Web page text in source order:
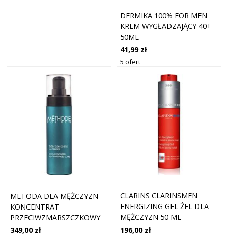
DERMIKA 100% FOR MEN
KREM WYGŁADZAJĄCY 40+
50ML
41,99 zł
5 ofert
METODA DLA MĘŻCZYZN
KONCENTRAT
PRZECIWZMARSZCZKOWY
50 ML
349,00 zł
CLARINS CLARINSMEN
ENERGIZING GEL ŻEL DLA
MĘŻCZYZN 50 ML
196,00 zł